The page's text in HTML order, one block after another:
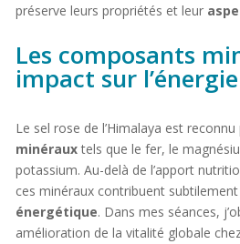
préserve leurs propriétés et leur
Les composants
impact sur l’énergie
Le sel rose de l’Himalaya est reconnu
minérauxtels que le fer, le
potassium. Au-delà de l’apport
ces minéraux contribuent subtilement
énergétique. Dans mes séances,
amélioration de la vitalité globale